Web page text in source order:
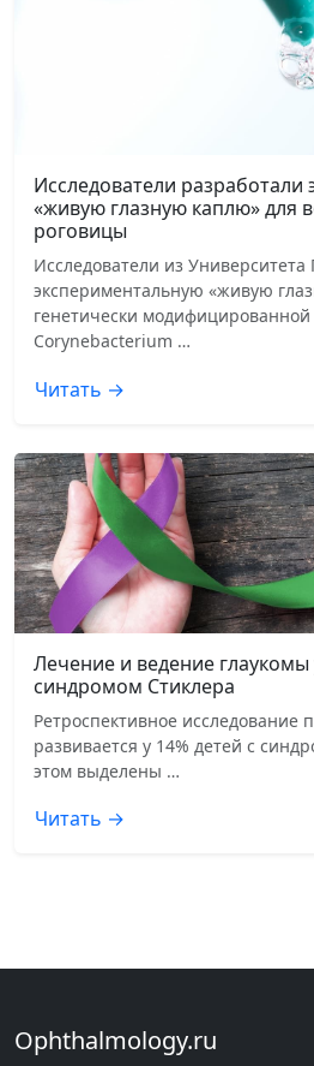
Исследователи
«живую глазную каплю» для
роговицы
Исследователи из Университета
экспериментальную «живую
генетически модифицированной
Corynebacterium …
Читать →
Лечение и ведение глаукомы
синдромом Стиклера
Ретроспективное исследование
развивается у 14% детей с
этом выделены …
Читать →
Ophthalmology.ru